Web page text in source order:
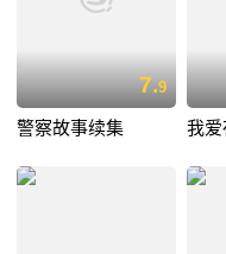
7.9
警察故事续集 我